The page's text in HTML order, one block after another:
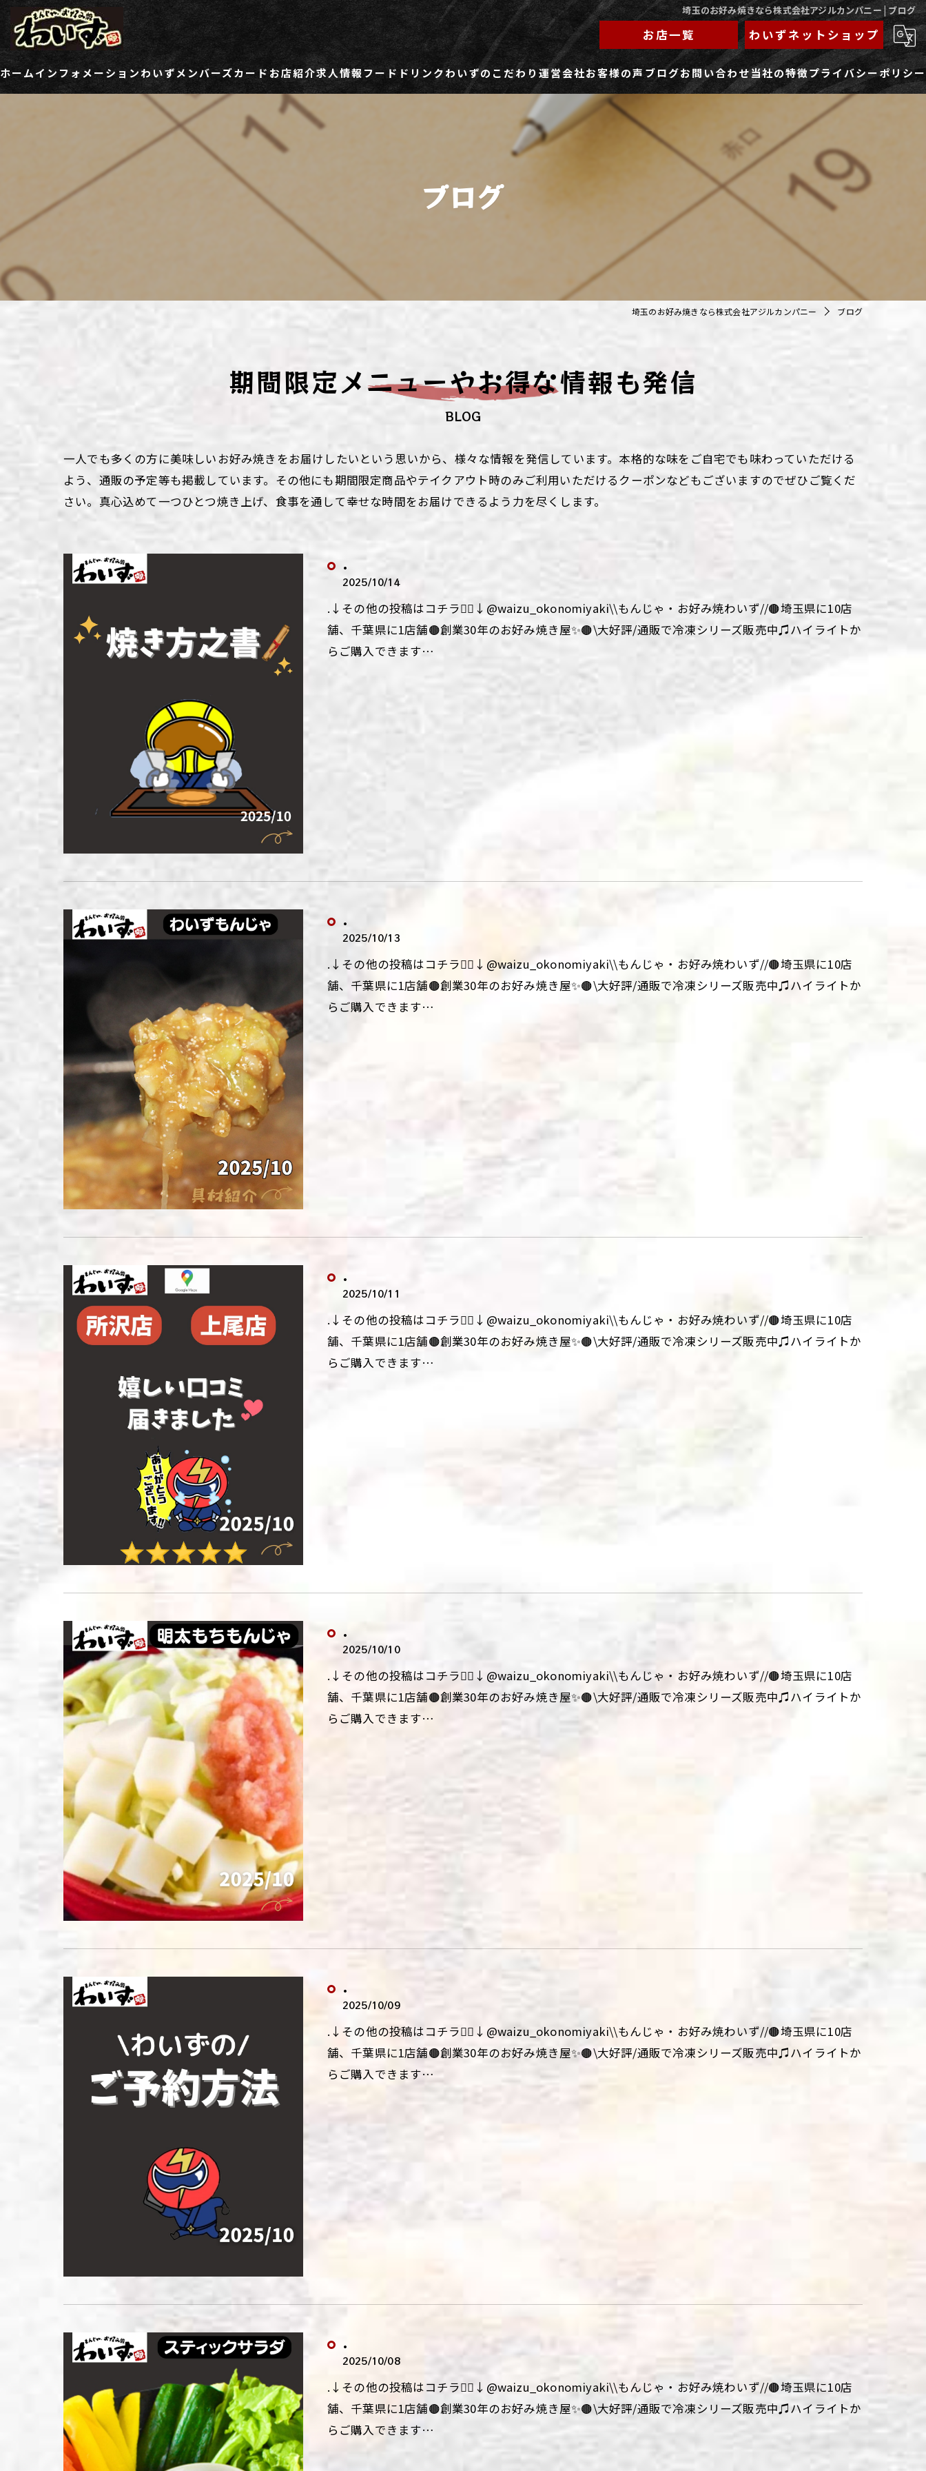
埼玉のお好み焼きなら株式会社アジルカンパニー | ブログ
お店一覧 わいずネットショップ
ホームインフォメーションわいずメンバーズカード
ご登録情報変更フォーム
お店紹介
わいず所沢店
わいずふじみ野店
わいず春日部店
わいず三芳店
わいず桶川店
わいず松戸店
求人情報フード ドリンクわいずのこだわり運営会社お客様の声 ブログお問い合わせ当社の特徴
もんじゃ
ランチ
焼きそば
鉄板焼き
プライバシーポリシー
ブログ
埼玉のお好み焼きなら株式会社アジルカンパニー ブログ
期間限定メニューやお得な情報も発信
BLOG
一人でも多くの方に美味しいお好み焼きをお届けしたいという思いから、様々な情報を発信しています。本格的な味をご自宅でも味わっていただける
よう、通販の予定等も掲載しています。その他にも期間限定商品やテイクアウト時のみご利用いただけるクーポンなどもございますのでぜひご覧くだ
さい。真心込めて一つひとつ焼き上げ、食事を通して幸せな時間をお届けできるよう力を尽くします。
.
2025/10/14
.↓その他の投稿はコチラ💁‍♀️↓@waizu_okonomiyaki\\もんじゃ・お好み焼わいず//🟤埼玉県に10店
舗、千葉県に1店舗🟤創業30年のお好み焼き屋✨🟤\大好評/通販で冷凍シリーズ販売中♫ハイライトか
らご購入できます…
.
2025/10/13
.↓その他の投稿はコチラ💁‍♀️↓@waizu_okonomiyaki\\もんじゃ・お好み焼わいず//🟤埼玉県に10店
舗、千葉県に1店舗🟤創業30年のお好み焼き屋✨🟤\大好評/通販で冷凍シリーズ販売中♫ハイライトか
らご購入できます…
.
2025/10/11
.↓その他の投稿はコチラ💁‍♀️↓@waizu_okonomiyaki\\もんじゃ・お好み焼わいず//🟤埼玉県に10店
舗、千葉県に1店舗🟤創業30年のお好み焼き屋✨🟤\大好評/通販で冷凍シリーズ販売中♫ハイライトか
らご購入できます…
.
2025/10/10
.↓その他の投稿はコチラ💁‍♀️↓@waizu_okonomiyaki\\もんじゃ・お好み焼わいず//🟤埼玉県に10店
舗、千葉県に1店舗🟤創業30年のお好み焼き屋✨🟤\大好評/通販で冷凍シリーズ販売中♫ハイライトか
らご購入できます…
.
2025/10/09
.↓その他の投稿はコチラ💁‍♀️↓@waizu_okonomiyaki\\もんじゃ・お好み焼わいず//🟤埼玉県に10店
舗、千葉県に1店舗🟤創業30年のお好み焼き屋✨🟤\大好評/通販で冷凍シリーズ販売中♫ハイライトか
らご購入できます…
.
2025/10/08
.↓その他の投稿はコチラ💁‍♀️↓@waizu_okonomiyaki\\もんじゃ・お好み焼わいず//🟤埼玉県に10店
舗、千葉県に1店舗🟤創業30年のお好み焼き屋✨🟤\大好評/通販で冷凍シリーズ販売中♫ハイライトか
らご購入できます…